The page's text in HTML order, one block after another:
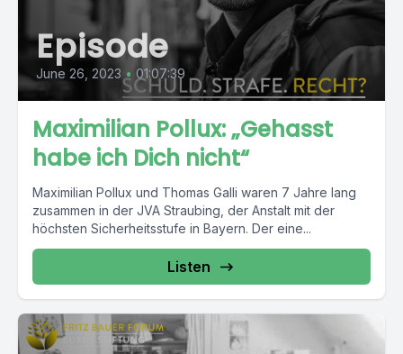
Episode
June 26, 2023 • 01:07:39
Maximilian Pollux: „Gehasst
habe ich Dich nicht“
Maximilian Pollux und Thomas Galli waren 7 Jahre lang
zusammen in der JVA Straubing, der Anstalt mit der
höchsten Sicherheitsstufe in Bayern. Der eine...
Listen